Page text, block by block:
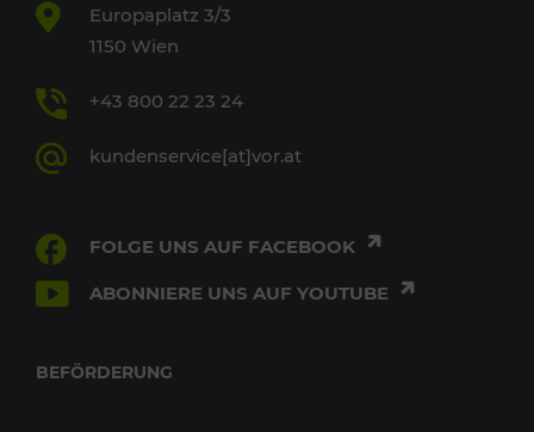
Europaplatz 3/3
1150 Wien
+43 800 22 23 24
kundenservice[at]vor.at
FOLGE UNS AUF FACEBOOK
ABONNIERE UNS AUF YOUTUBE
BEFÖRDERUNG